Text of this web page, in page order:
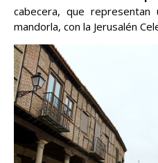
cabecera, que
mandorla, con la Jerusalén